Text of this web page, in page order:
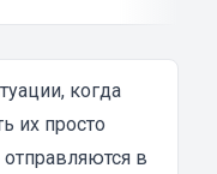
и усилий.
все, что я
когда
их просто
в